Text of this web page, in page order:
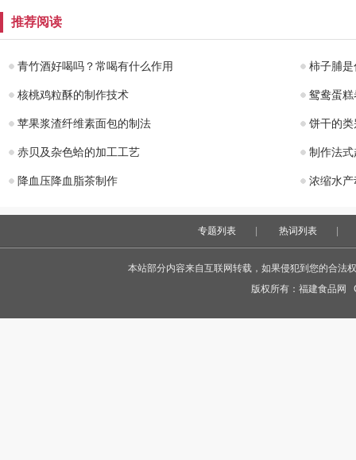
推荐阅读
青竹酒好喝吗？常喝有什么作用 柿子脯
核桃鸡粒酥的制作技术 鸳鸯蛋
苹果浆渣纤维素面包的制法 饼干的
赤贝及杂色蛤的加工工艺 制作法
降血压降血脂茶制作 浓缩水
专题列表 热词列表
本站部分内容来自互联网转载，如果侵犯到您的合法
版权所有： 福建食品网